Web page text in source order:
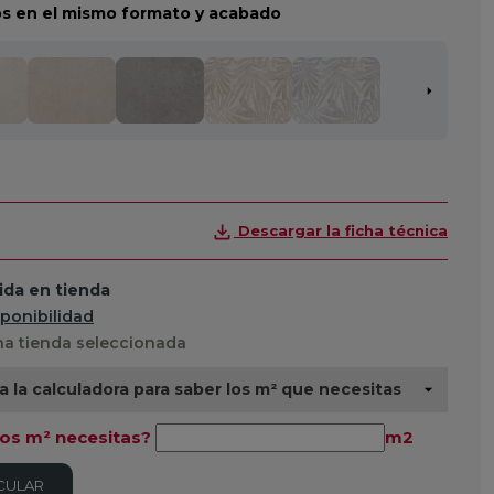
en el mismo formato y acabado
Descargar la ficha técnica
en tienda
tienda seleccionada
la calculadora para saber los m² que necesitas
m² necesitas? m2